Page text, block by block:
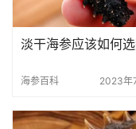
淡干海参应该如何
海参百科 2023年